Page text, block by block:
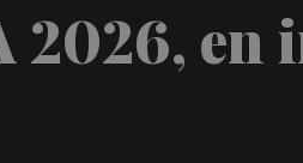
en